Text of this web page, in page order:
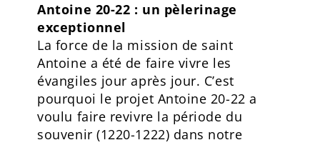
Antoine 20-22 : un pèlerinage
exceptionnel
La force de la mission de saint
Antoine a été de faire vivre les
évangiles jour après jour. C’est
pourquoi le projet Antoine 20-22 a
voulu faire revivre la période du
souvenir (1220-1222) dans notre